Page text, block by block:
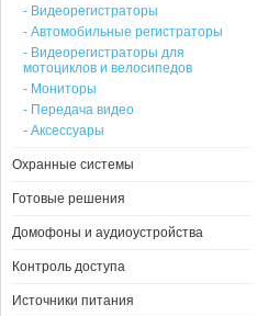
- Видеорегистраторы
- Автомобильные регистраторы
- Видеорегистраторы для
мотоциклов и велосипедов
- Мониторы
- Передача видео
- Аксессуары
Охранные системы
Готовые решения
Домофоны и аудиоустройства
Контроль доступа
Источники питания